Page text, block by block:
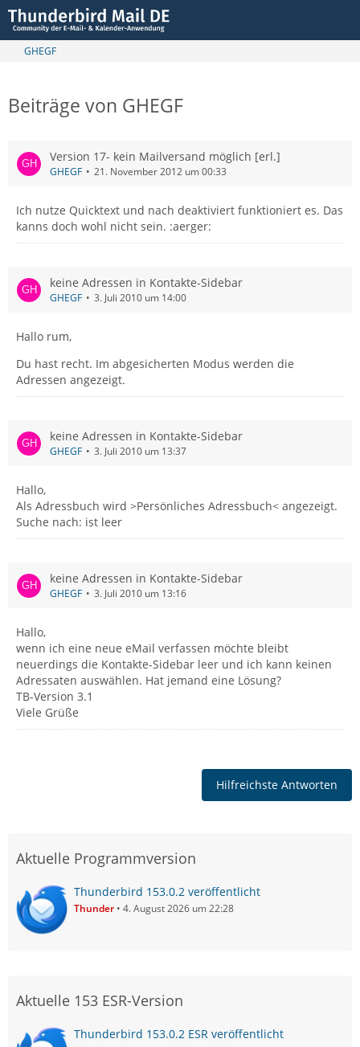
GHEGF
Beiträge von GHEGF
Version 17- kein Mailversand möglich [erl.]
GHEGF 21. November 2012 um 00:33
Ich nutze Quicktext und nach deaktiviert funktioniert es. Das
kanns doch wohl nicht sein. :aerger:
keine Adressen in Kontakte-Sidebar
GHEGF 3. Juli 2010 um 14:00
Hallo rum,
Du hast recht. Im abgesicherten Modus werden die
Adressen angezeigt.
keine Adressen in Kontakte-Sidebar
GHEGF 3. Juli 2010 um 13:37
Hallo,
Als Adressbuch wird >Persönliches Adressbuch< angezeigt.
Suche nach: ist leer
keine Adressen in Kontakte-Sidebar
GHEGF 3. Juli 2010 um 13:16
Hallo,
wenn ich eine neue eMail verfassen möchte bleibt
neuerdings die Kontakte-Sidebar leer und ich kann keinen
Adressaten auswählen. Hat jemand eine Lösung?
TB-Version 3.1
Viele Grüße
Hilfreichste Antworten
Aktuelle Programmversion
Thunderbird 153.0.2 veröffentlicht
Thunder 4. August 2026 um 22:28
Aktuelle 153 ESR-Version
Thunderbird 153.0.2 ESR veröffentlicht